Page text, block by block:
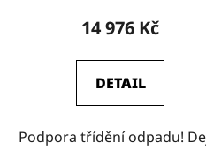
14 976 Kč
DETAIL
Podpora třídění odpadu!